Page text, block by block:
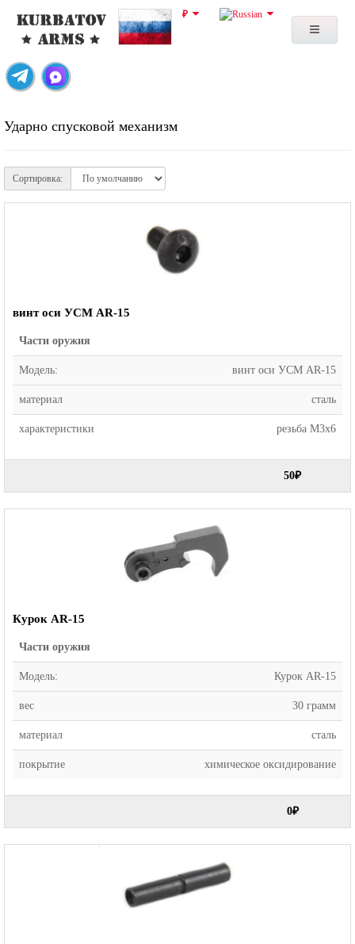
₽
Ударно спусковой механизм
Сортировка:
винт оси УСМ AR-15
Части оружия
Модель: винт оси УСМ AR-15
материал сталь
характеристики резьба М3х6
50₽
Курок AR-15
Части оружия
Модель: Курок AR-15
вес 30 грамм
материал сталь
покрытие химическое оксидирование
0₽